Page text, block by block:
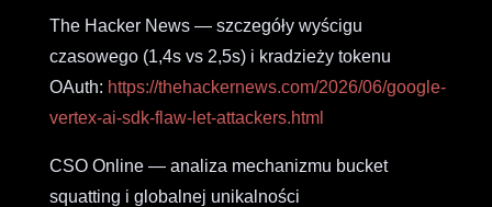
The Hacker News — szczegóły wyścigu
czasowego (1,4s vs 2,5s) i kradzieży tokenu
OAuth: https://thehackernews.com/2026/06/google-
vertex-ai-sdk-flaw-let-attackers.html
CSO Online — analiza mechanizmu bucket
squatting i globalnej unikalności